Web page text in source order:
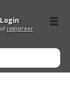
Login
of registreer